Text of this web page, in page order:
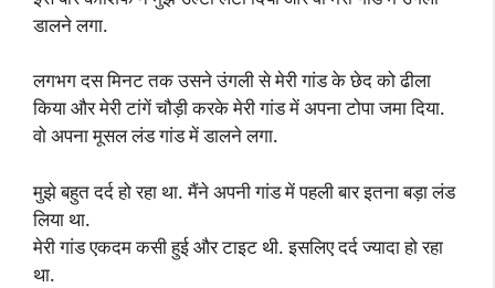
डालने लगा.
लगभग दस मिनट तक उसने उंगली से मेरी गांड के छेद को ढीला
किया और मेरी टांगें चौड़ी करके मेरी गांड में अपना टोपा जमा दिया.
वो अपना मूसल लंड गांड में डालने लगा.
मुझे बहुत दर्द हो रहा था. मैंने अपनी गांड में पहली बार इतना बड़ा लंड
लिया था.
मेरी गांड एकदम कसी हुई और टाइट थी. इसलिए दर्द ज्यादा हो रहा
था.